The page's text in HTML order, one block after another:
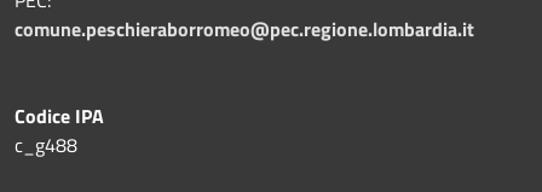
comune.peschieraborromeo@pec.regione.lombardia.it
Codice IPA
c_g488